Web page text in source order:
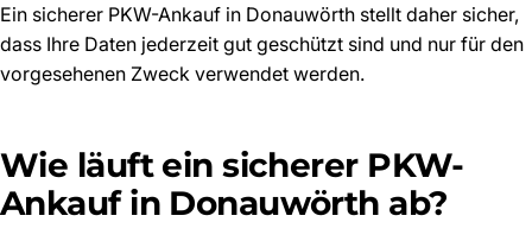
Ein sicherer PKW-Ankauf in Donauwörth stellt daher sicher,
dass Ihre Daten jederzeit gut geschützt sind und nur für den
vorgesehenen Zweck verwendet werden.
Wie läuft ein sicherer PKW-
Ankauf in Donauwörth ab?